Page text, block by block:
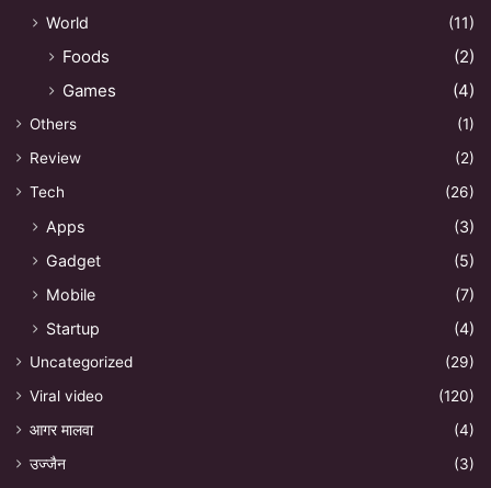
World
(11)
Foods
(2)
Games
(4)
Others
(1)
Review
(2)
Tech
(26)
Apps
(3)
Gadget
(5)
Mobile
(7)
Startup
(4)
Uncategorized
(29)
Viral video
(120)
आगर मालवा
(4)
उज्जैन
(3)